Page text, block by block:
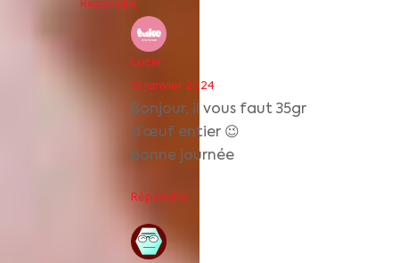
Répondre
Lucie
13 janvier 2024
Bonjour, il vous faut 35gr
d’œuf entier 😉
Bonne journée
Répondre